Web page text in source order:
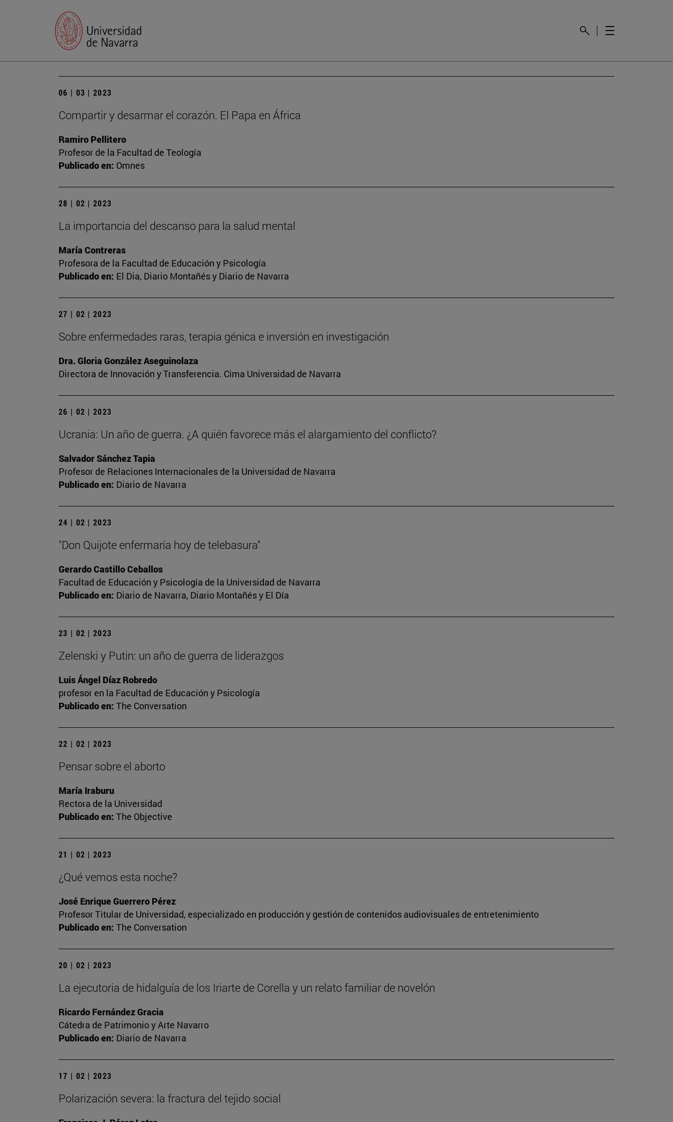
06 | 03 | 2023
Compartir y desarmar el corazón. El Papa en África
Ramiro Pellitero
Profesor de la Facultad de Teología
Publicado en: Omnes
28 | 02 | 2023
La importancia del descanso para la salud mental
María Contreras
Profesora de la Facultad de Educación y Psicología
Publicado en: El Dia, Diario Montañés y Diario de Navarra
27 | 02 | 2023
Sobre enfermedades raras, terapia génica e inversión en investigación
Dra. Gloria González Aseguinolaza
Directora de Innovación y Transferencia. Cima Universidad de Navarra
26 | 02 | 2023
Ucrania: Un año de guerra. ¿A quién favorece más el alargamiento del conflicto?
Salvador Sánchez Tapia
Profesor de Relaciones Internacionales de la Universidad de Navarra
Publicado en: Diario de Navarra
24 | 02 | 2023
"Don Quijote enfermaría hoy de telebasura"
Gerardo Castillo Ceballos
Facultad de Educación y Psicología de la Universidad de Navarra
Publicado en: Diario de Navarra, Diario Montañés y El Día
23 | 02 | 2023
Zelenski y Putin: un año de guerra de liderazgos
Luis Ángel Díaz Robredo
profesor en la Facultad de Educación y Psicología
Publicado en: The Conversation
22 | 02 | 2023
Pensar sobre el aborto
María Iraburu
Rectora de la Universidad
Publicado en: The Objective
21 | 02 | 2023
¿Qué vemos esta noche?
José Enrique Guerrero Pérez
Profesor Titular de Universidad, especializado en producción y gestión de contenidos audiovisuales de entretenimiento
Publicado en: The Conversation
20 | 02 | 2023
La ejecutoria de hidalguía de los Iriarte de Corella y un relato familiar de novelón
Ricardo Fernández Gracia
Cátedra de Patrimonio y Arte Navarro
Publicado en: Diario de Navarra
17 | 02 | 2023
Polarización severa: la fractura del tejido social